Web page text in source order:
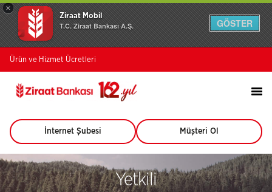
×
Ziraat Mobil
T.C. Ziraat Bankası A.Ş. GÖSTER
Ürün ve Hizmet Ücretleri
İnternet Şubesi
(Bu
sayfa
yeni
pencerede
açılacaktır)
Müşteri Ol
(Bu
sayfa
yeni
pencerede
açılacaktır)
Yetkili